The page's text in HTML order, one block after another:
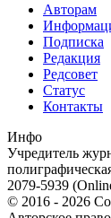
Авторам
Подписка
Редакция
Редсовет
Статус
Контакты
Инфо
Учредитель
2079-5939
© 2016 - 2026